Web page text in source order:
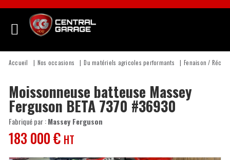
Accueil Nos occasions Du matériels agricoles performants Fenaison /
Moissonneuse batteuse Massey
Ferguson BETA 7370 #36930
183 000€ HT
Fabriqué par :Massey Ferguson